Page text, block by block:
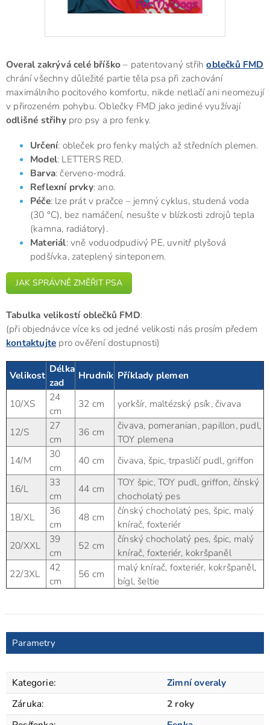
Overal zakrývá celé bříško– patentovaný střihoblečků FMD
chrání všechny důležité partie těla psa při zachování
maximálního pocitového komfortu, nikde netlačí ani neomezují
v přirozeném pohybu. Oblečky FMD jako jediné využívají
odlišné střihypro psy a pro fenky.
Určení: obleček pro fenky malých až středních plemen.
Model: LETTERS RED.
Barva: červeno-modrá.
Reflexní prvky: ano.
Péče: lze prát v pračce – jemný cyklus, studená voda
(30 °C), bez namáčení, nesušte v blízkosti zdrojů tepla
(kamna, radiátory).
Materiál: vně voduodpudivý PE, uvnitř plyšová
podšívka, zateplený sinteponem.
JAK SPRÁVNĚ ZMĚŘIT PSA
Tabulka velikostí oblečků FMD:
(při objednávce více ks od jedné velikosti nás prosím předem
kontaktujte pro ověření dostupnosti)
Velikost
Délka
zad
Hrudník Příklady plemen
10/XS
24
cm
32 cm yorkšír, maltézský psík, čivava
12/S
27
cm
36 cm
čivava, pomeranian, papillon, pudl,
TOY plemena
14/M
30
cm
40 cm čivava, špic, trpasličí pudl, griffon
16/L
33
cm
44 cm
TOY špic, TOY pudl, griffon, čínský
chocholatý pes
18/XL
36
cm
48 cm
čínský chocholatý pes, špic, malý
knírač, foxteriér
20/XXL
39
cm
52 cm
čínský chocholatý pes, špic, malý
knírač, foxteriér, kokršpaněl
22/3XL
42
cm
56 cm
malý knírač, foxteriér, kokršpaněl,
bígl, šeltie
Parametry
Kategorie:
Zimní overaly
Záruka:
2 roky